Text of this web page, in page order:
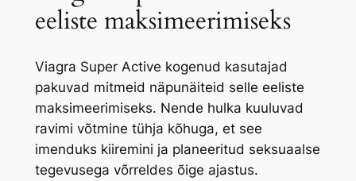
eeliste maksimeerimiseks
Viagra Super Active kogenud kasutajad
pakuvad mitmeid näpunäiteid selle eeliste
maksimeerimiseks. Nende hulka kuuluvad
ravimi võtmine tühja kõhuga, et see
imenduks kiiremini ja planeeritud seksuaalse
tegevusega võrreldes õige ajastus.